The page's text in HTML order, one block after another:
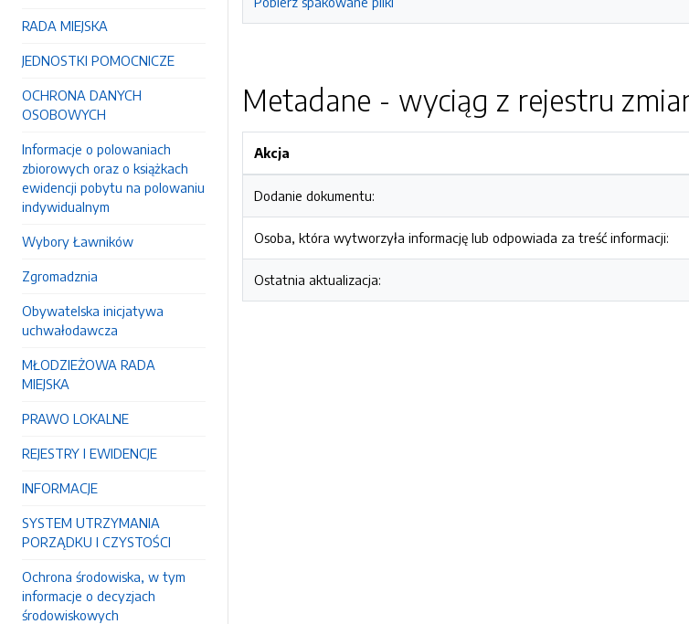
RADA MIEJSKA
JEDNOSTKI POMOCNICZE
OCHRONA DANYCH
OSOBOWYCH
Informacje o polowaniach
zbiorowych oraz o książkach
ewidencji pobytu na polowaniu
indywidualnym
Wybory Ławników
Zgromadznia
Obywatelska inicjatywa
uchwałodawcza
MŁODZIEŻOWA RADA
MIEJSKA
PRAWO LOKALNE
REJESTRY I EWIDENCJE
INFORMACJE
SYSTEM UTRZYMANIA
PORZĄDKU I CZYSTOŚCI
Ochrona środowiska, w tym
informacje o decyzjach
środowiskowych
Metadane - wyciąg z rejestru
Akcja
Dodanie dokumentu:
Osoba, która wytworzyła informację lub odpowiada za treść informacji:
Ostatnia aktualizacja: